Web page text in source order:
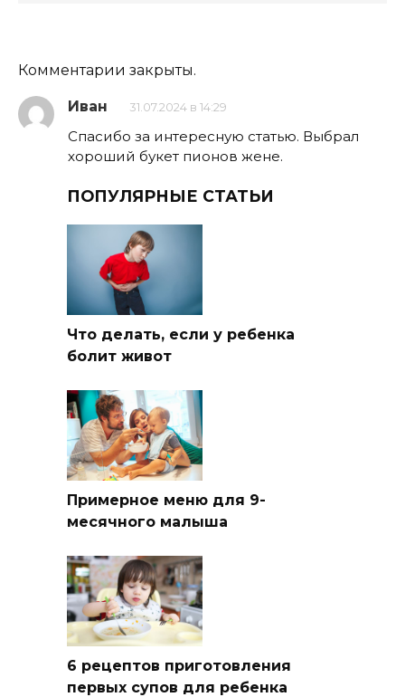
Комментарии закрыты.
Иван 31.07.2024 в 14:29
Спасибо за интересную статью. Выбрал
хороший букет пионов жене.
ПОПУЛЯРНЫЕ СТАТЬИ
Что делать, если у ребенка
болит живот
Примерное меню для 9-
месячного малыша
6 рецептов приготовления
первых супов для ребенка